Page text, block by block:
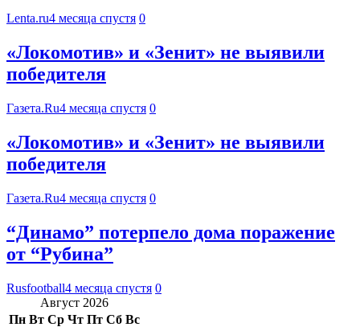
Lenta.ru4 месяца спустя 0
«Локомотив» и «Зенит» не выявили
победителя
Газета.Ru4 месяца спустя 0
«Локомотив» и «Зенит» не выявили
победителя
Газета.Ru4 месяца спустя 0
“Динамо” потерпело дома поражение
от “Рубина”
Rusfootball4 месяца спустя 0
Август 2026
Пн Вт Ср Чт Пт Сб Вс